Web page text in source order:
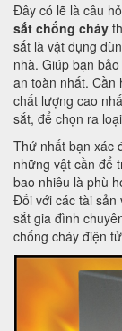
Đây có lẽ là câu
sắt chống cháy
sắt là vật dụng
nhà. Giúp bạn
an toàn nhất. Cần
chất lượng cao
sắt, để chọn ra
Thứ nhất bạn xác
những vật cần để
bao nhiêu là phù
Đối với các tài sản
sắt gia đình
chống cháy điện